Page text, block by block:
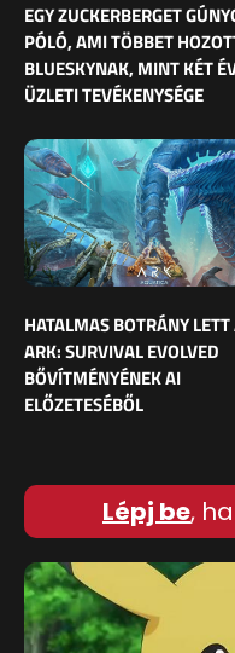
EGY ZUCKERBERGET
PÓLÓ, AMI TÖBBET
BLUESKYNAK, MINT KÉT
ÜZLETI TEVÉKENYSÉGE
HATALMAS BOTRÁNY
ARK: SURVIVAL EVOLVED
BŐVÍTMÉNYÉNEK AI
ELŐZETESÉBŐL
Lépj be,